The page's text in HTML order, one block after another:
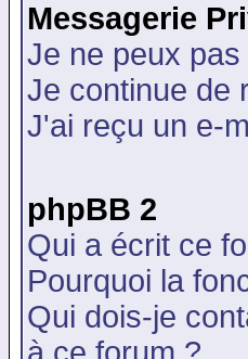
Messagerie
Je ne peux
Je continue de
J'ai reçu un e-
phpBB 2
Qui a écrit ce
Pourquoi la
Qui dois-je